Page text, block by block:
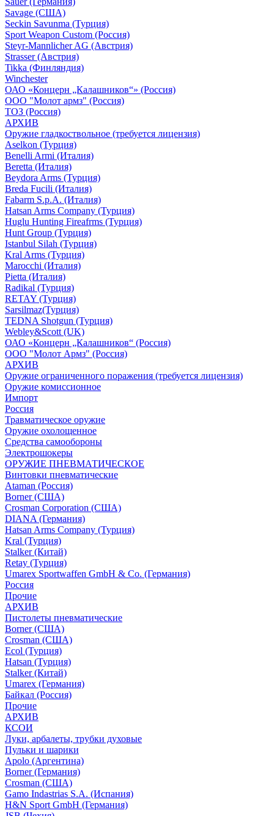
Savage (США)
Seckin Savunma (Турция)
Sport Weapon Custom (Россия)
Steyr-Mannlicher AG (Австрия)
Strasser (Австрия)
Tikka (Финляндия)
Winchester
ОАО «Концерн „Калашников“» (Россия)
ООО "Молот армз" (Россия)
ТОЗ (Россия)
АРХИВ
Оружие гладкоствольное (требуется лицензия)
Aselkon (Турция)
Benelli Armi (Италия)
Beretta (Италия)
Beydora Arms (Турция)
Breda Fucili (Италия)
Fabarm S.p.A. (Италия)
Hatsan Arms Company (Турция)
Huglu Hunting Fireafrms (Турция)
Hunt Group (Турция)
Istanbul Silah (Турция)
Kral Arms (Турция)
Marocchi (Италия)
Pietta (Италия)
Radikal (Турция)
RETAY (Турция)
Sarsilmaz(Турция)
TEDNA Shotgun (Турция)
Webley&Scott (UK)
ОАО «Концерн „Калашников“ (Россия)
ООО "Молот Армз" (Россия)
АРХИВ
Оружие ограниченного поражения (требуется лицензия)
Оружие комиссионное
Импорт
Россия
Травматическое оружие
Оружие охолощенное
Средства самообороны
Электрошокеры
ОРУЖИЕ ПНЕВМАТИЧЕСКОЕ
Винтовки пневматические
Ataman (Россия)
Borner (США)
Crosman Corporation (США)
DIANA (Германия)
Hatsan Arms Company (Турция)
Kral (Турция)
Stalker (Китай)
Retay (Турция)
Umarex Sportwaffen GmbH & Co. (Германия)
Россия
Прочие
АРХИВ
Пистолеты пневматические
Borner (США)
Crosman (США)
Ecol (Турция)
Hatsan (Турция)
Stalker (Китай)
Umarex (Германия)
Байкал (Россия)
Прочие
АРХИВ
КСОИ
Луки, арбалеты, трубки духовые
Пульки и шарики
Apolo (Аргентина)
Borner (Германия)
Crosman (США)
Gamo Indastrias S.A. (Испания)
H&N Sport GmbH (Германия)